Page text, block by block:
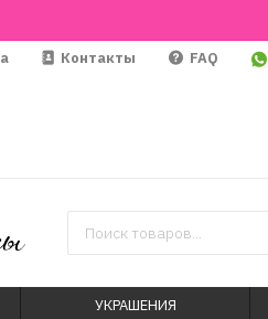
Контакты FAQ
УКРАШЕНИЯ